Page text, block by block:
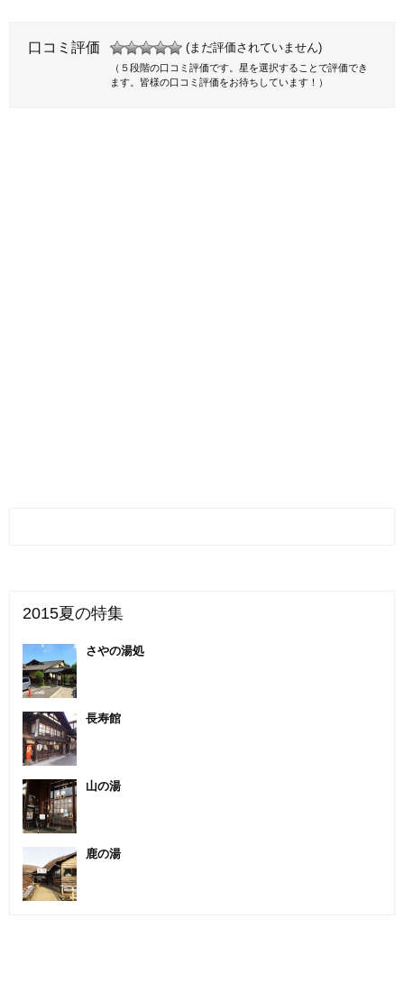
口コミ評価 (まだ評価されていません)
（５段階の口コミ評価です。星を選択することで評価でき
ます。皆様の口コミ評価をお待ちしています！）
2015夏の特集
さやの湯処
長寿館
山の湯
鹿の湯